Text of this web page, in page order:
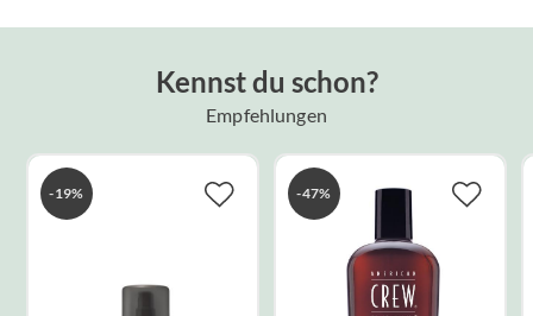
Kennst du schon?
Empfehlungen
-19% -47%